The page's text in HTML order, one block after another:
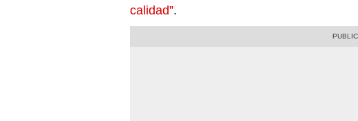
calidad”.